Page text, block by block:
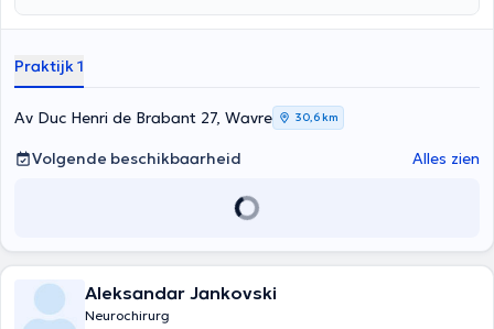
Praktijk 1
Av Duc Henri de Brabant 27, Wavre 30,6 km
Volgende beschikbaarheid Alles zien
Aleksandar Jankovski
Neurochirurg